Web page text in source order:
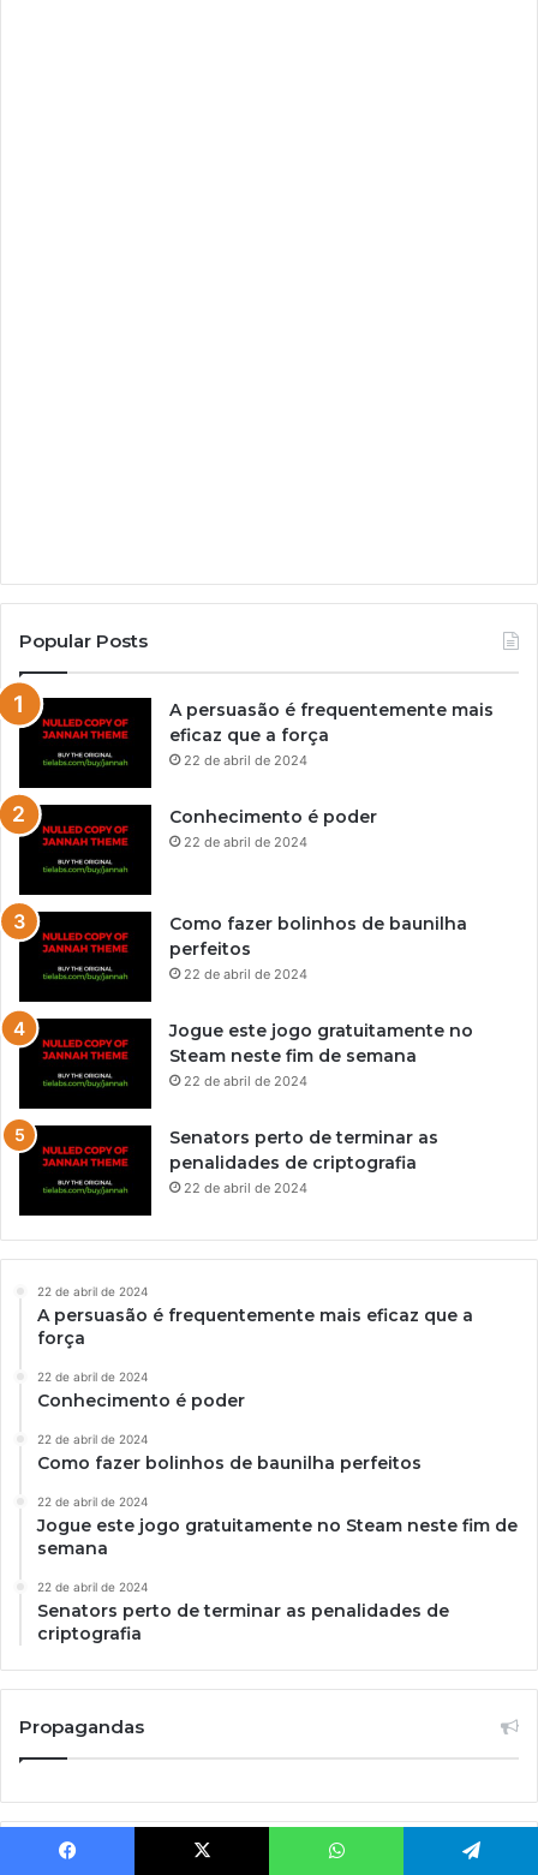
Popular Posts
A persuasão é frequentemente mais
eficaz que a força
22 de abril de 2024
Conhecimento é poder
22 de abril de 2024
Como fazer bolinhos de baunilha
perfeitos
22 de abril de 2024
Jogue este jogo gratuitamente no
Steam neste fim de semana
22 de abril de 2024
Senators perto de terminar as
penalidades de criptografia
22 de abril de 2024
22 de abril de 2024
A persuasão é frequentemente mais eficaz que a
força
22 de abril de 2024
Conhecimento é poder
22 de abril de 2024
Como fazer bolinhos de baunilha perfeitos
22 de abril de 2024
Jogue este jogo gratuitamente no Steam neste fim de
semana
22 de abril de 2024
Senators perto de terminar as penalidades de
criptografia
Propagandas